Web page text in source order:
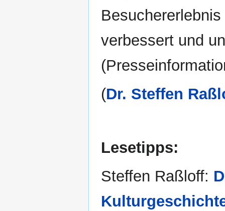
verbessert und
(Dr. Steffen
Lesetipps:
Steffen Raßloff: